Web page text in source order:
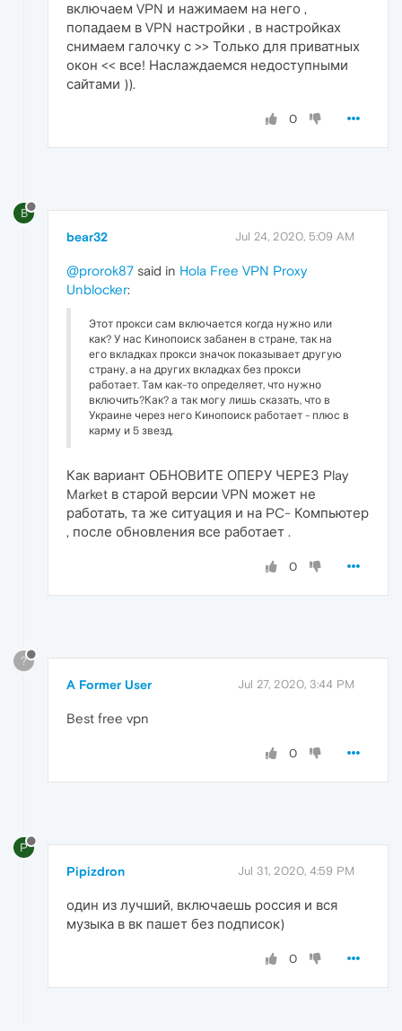
включаем VPN и нажимаем на него ,
попадаем в VPN настройки , в настройках
снимаем галочку с >> Только для приватных
окон << все! Наслаждаемся недоступными
сайтами )).
0
B
bear32 Jul 24, 2020, 5:09 AM
@prorok87 said in Hola Free VPN Proxy
Unblocker:
Этот прокси сам включается когда нужно или
как? У нас Кинопоиск забанен в стране, так на
его вкладках прокси значок показывает другую
страну, а на других вкладках без прокси
работает. Там как-то определяет, что нужно
включить?Как? а так могу лишь сказать, что в
Украине через него Кинопоиск работает - плюс в
карму и 5 звезд.
Как вариант ОБНОВИТЕ ОПЕРУ ЧЕРЕЗ Play
Market в старой версии VPN может не
работать, та же ситуация и на PC- Компьютер
, после обновления все работает .
0
?
A Former User Jul 27, 2020, 3:44 PM
Best free vpn
0
P
Pipizdron Jul 31, 2020, 4:59 PM
один из лучший, включаешь россия и вся
музыка в вк пашет без подписок)
0